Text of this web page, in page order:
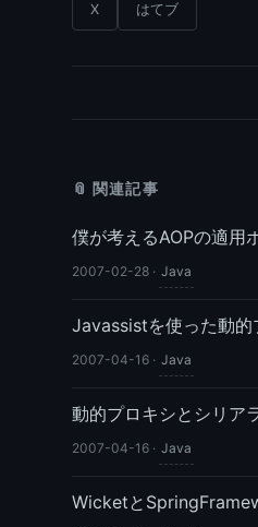
X はてブ
📎 関連記事
僕が考えるAOPの適用
2007-02-28 · Java
Javassistを使った動的
2007-04-16 · Java
動的プロキシとシリア
2007-04-16 · Java
Wicketと